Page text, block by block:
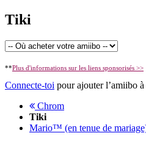
Tiki
**Plus d'informations sur les liens sponsorisés >>
Connecte-toi pour ajouter l’amiibo
Chrom
Tiki
Mario™ (en tenue de